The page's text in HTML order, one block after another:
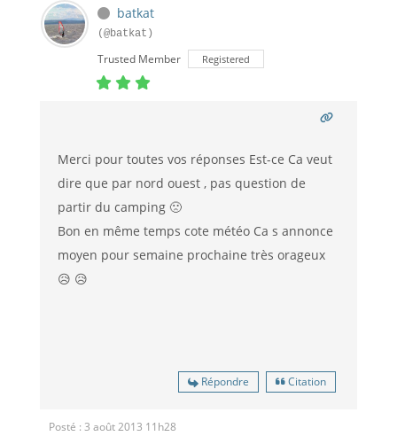
batkat
(@batkat)
Trusted Member Registered
Merci pour toutes vos réponses Est-ce Ca veut
dire que par nord ouest , pas question de
partir du camping 🙁
Bon en même temps cote météo Ca s annonce
moyen pour semaine prochaine très orageux
😥 😥
Répondre Citation
Posté : 3 août 2013 11h28